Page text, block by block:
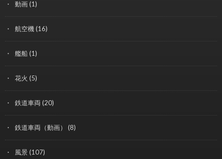
動画(1)
航空機(16)
艦船(1)
花火 (5)
鉄道車両 (20)
鉄道車両（動画） (8)
風景(107)